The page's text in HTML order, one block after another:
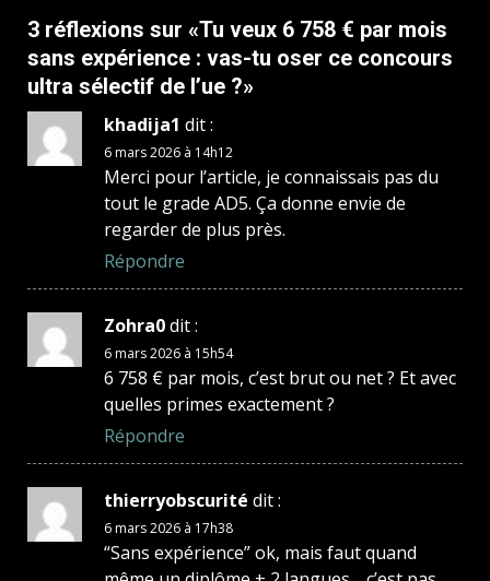
3 réflexions sur «Tu veux 6 758 € par mois
sans expérience : vas-tu oser ce concours
ultra sélectif de l’ue ?»
khadija1 dit :
6 mars 2026 à 14h12
Merci pour l’article, je connaissais pas du
tout le grade AD5. Ça donne envie de
regarder de plus près.
Répondre
Zohra0dit :
6 mars 2026 à 15h54
6 758 € par mois, c’est brut ou net ? Et avec
quelles primes exactement ?
Répondre
thierryobscurité dit :
6 mars 2026 à 17h38
“Sans expérience” ok, mais faut quand